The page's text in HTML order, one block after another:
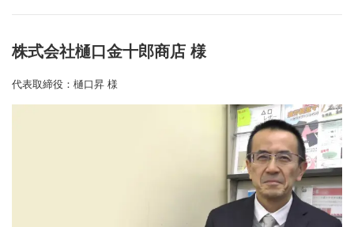
株式会社樋口金十郎商店 様
代表取締役：樋口昇 様